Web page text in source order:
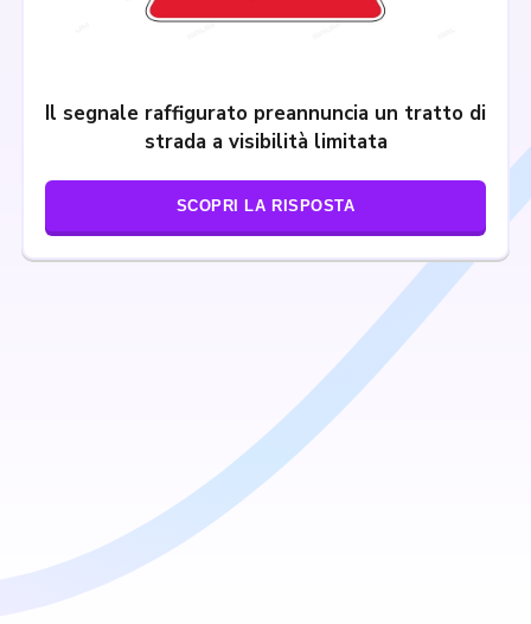
Il segnale raffigurato preannuncia un tratto di
strada a visibilità limitata
SCOPRI LA RISPOSTA